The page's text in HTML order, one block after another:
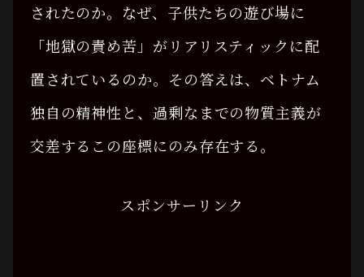
されたのか。なぜ、子供たちの遊び場に
「地獄の責め苦」がリアリスティックに配
置されているのか。その答えは、ベトナム
独自の精神性と、過剰なまでの物質主義が
交差するこの座標にのみ存在する。
スポンサーリンク